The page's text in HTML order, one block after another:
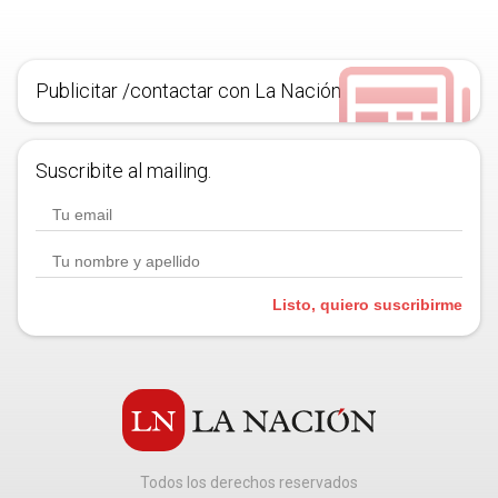
Publicitar /contactar con La Nación
Suscribite al mailing.
Listo, quiero suscribirme
Todos los derechos reservados